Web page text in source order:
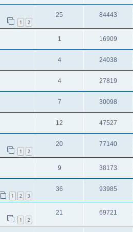
1 2
25 84443
1 16909
4 24038
4 27819
7 30098
12 47527
1 2
20 77140
9 38173
1 2 3
36 93985
1 2
21 69721